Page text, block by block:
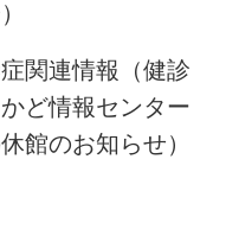
関連情報（健診
ど情報センター
館のお知らせ）